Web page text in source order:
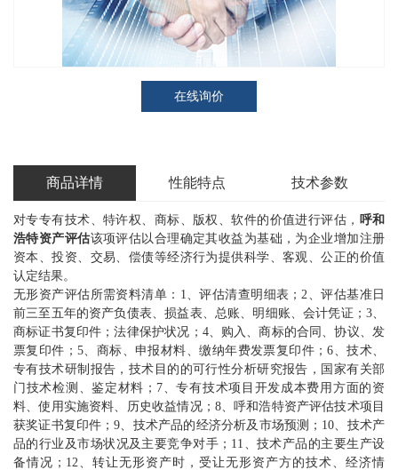
在线询价
商品详情 性能特点 技术参数
对专专有技术、特许权、商标、版权、软件的价值进行评估， 呼和
浩特资产评估该项评估以合理确定其收益为基础，为企业增加注册
资本、投资、交易、偿债等经济行为提供科学、客观、公正的价值
认定结果。
无形资产评估所需资料清单：1、评估清查明细表；2、评估基准日
前三至五年的资产负债表、损益表、总账、明细账、会计凭证；3、
商标证书复印件；法律保护状况；4、购入、商标的合同、协议、发
票复印件；5、商标、申报材料、缴纳年费发票复印件；6、技术、
专有技术研制报告，技术目的的可行性分析研究报告，国家有关部
门技术检测、鉴定材料；7、专有技术项目开发成本费用方面的资
料、使用实施资料、历史收益情况；8、呼和浩特资产评估技术项目
获奖证书复印件；9、技术产品的经济分析及市场预测；10、技术产
品的行业及市场状况及主要竞争对手；11、技术产品的主要生产设
备情况；12、转让无形资产时，受让无形资产方的技术、经济情